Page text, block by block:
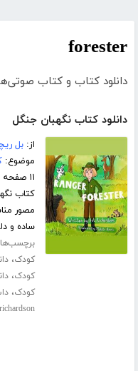
forester
دانلود کتاب و کتاب
دانلود کتاب نگهبان جنگل
از:بل
موضوع:
۱۱ صفحه
کتاب
ساده و
کودک،
کودک،
کودک،
richardson